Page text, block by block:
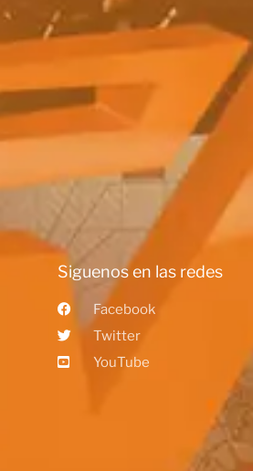
Siguenos en las redes
Facebook
Twitter
YouTube